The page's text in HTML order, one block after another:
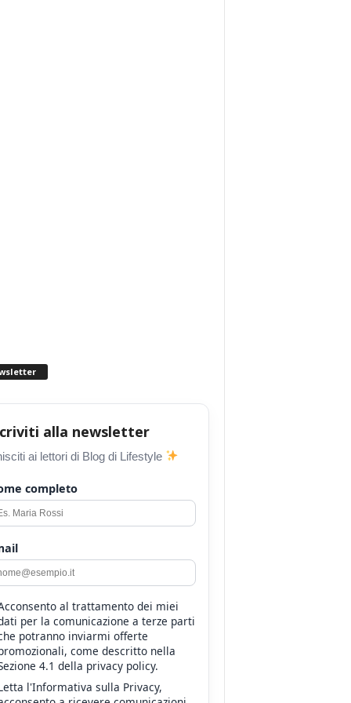
alla newsletter
ai lettori di Blog di Lifestyle
completo
al trattamento dei miei
per la comunicazione a terze parti
potranno inviarmi offerte
come descritto nella
4.1 della privacy policy.
l'Informativa sulla Privacy,